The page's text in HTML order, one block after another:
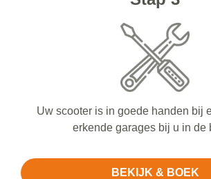
Uw scooter is in goede handen bij
erkende garages bij u in de
BEKIJK & BOEK